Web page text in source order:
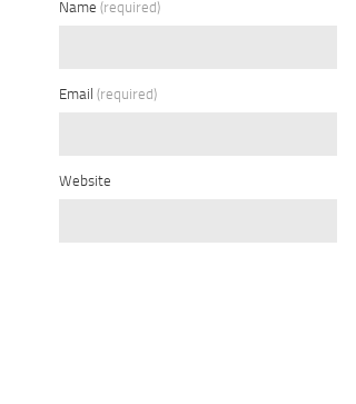
Name (required)
Email (required)
Website